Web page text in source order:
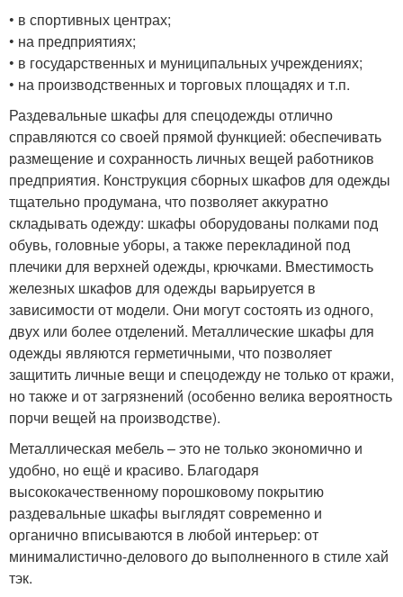
• в спортивных центрах;
• на предприятиях;
• в государственных и муниципальных учреждениях;
• на производственных и торговых площадях и т.п.
Раздевальные шкафы для спецодежды отлично
справляются со своей прямой функцией: обеспечивать
размещение и сохранность личных вещей работников
предприятия. Конструкция сборных шкафов для одежды
тщательно продумана, что позволяет аккуратно
складывать одежду: шкафы оборудованы полками под
обувь, головные уборы, а также перекладиной под
плечики для верхней одежды, крючками. Вместимость
железных шкафов для одежды варьируется в
зависимости от модели. Они могут состоять из одного,
двух или более отделений. Металлические шкафы для
одежды являются герметичными, что позволяет
защитить личные вещи и спецодежду не только от кражи,
но также и от загрязнений (особенно велика вероятность
порчи вещей на производстве).
Металлическая мебель – это не только экономично и
удобно, но ещё и красиво. Благодаря
высококачественному порошковому покрытию
раздевальные шкафы выглядят современно и
органично вписываются в любой интерьер: от
минималистично-делового до выполненного в стиле хай
тэк.